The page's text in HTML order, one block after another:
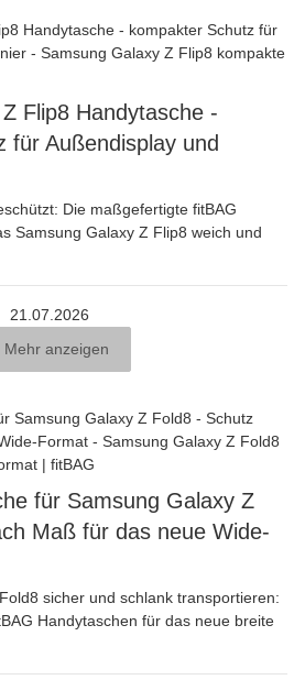
Flip8 Handytasche -
für Außendisplay und
Die maßgefertigte fitBAG
Samsung Galaxy Z Flip8 weich und
21.07.2026
Mehr anzeigen
für Samsung Galaxy Z
Maß für das neue Wide-
sicher und schlank transportieren:
Handytaschen für das neue breite